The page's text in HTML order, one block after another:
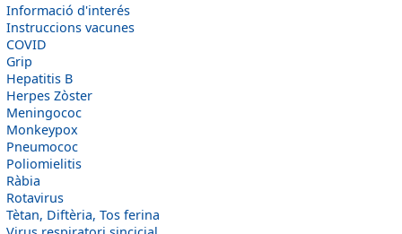
Informació d'interés
Instruccions vacunes
COVID
Grip
Hepatitis B
Herpes Zòster
Meningococ
Monkeypox
Pneumococ
Poliomielitis
Ràbia
Rotavirus
Tètan, Diftèria, Tos ferina